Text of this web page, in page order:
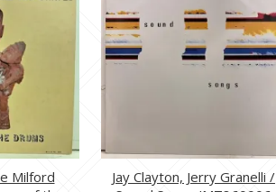
Milford
Jay Clayton, Jerry Granelli /